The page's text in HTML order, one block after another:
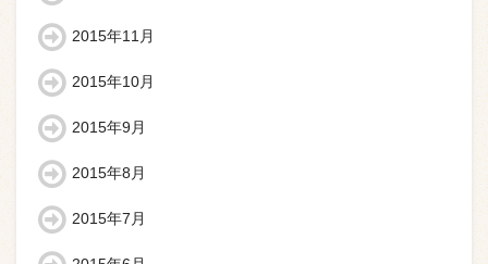
2015年11月
2015年10月
2015年9月
2015年8月
2015年7月